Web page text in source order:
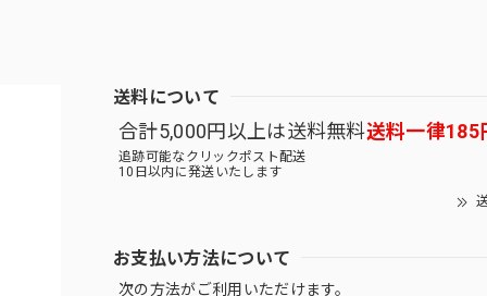
送料について
合計5,000円以上は送料無料送料一律185
追跡可能なクリックポスト配送
10日以内に発送いたします
お支払い方法について
次の方法がご利用いただけます。